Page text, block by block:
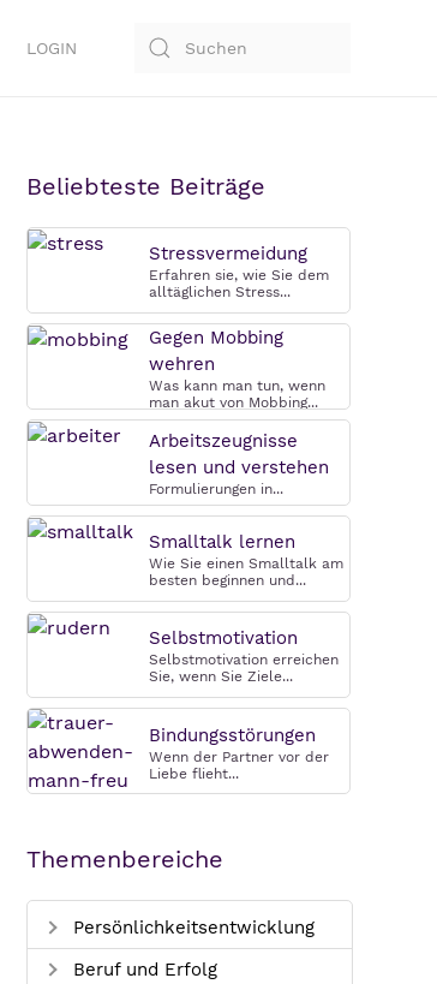
LOGIN
Beliebteste Beiträge
Stressvermeidung
Erfahren sie, wie Sie dem
alltäglichen Stress...
Gegen Mobbing
wehren
Was kann man tun, wenn
man akut von Mobbing...
Arbeitszeugnisse
lesen und verstehen
Formulierungen in...
Smalltalk lernen
Wie Sie einen Smalltalk am
besten beginnen und...
Selbstmotivation
Selbstmotivation erreichen
Sie, wenn Sie Ziele...
Bindungsstörungen
Wenn der Partner vor der
Liebe flieht...
Themenbereiche
Persönlichkeitsentwicklung
Beruf und Erfolg